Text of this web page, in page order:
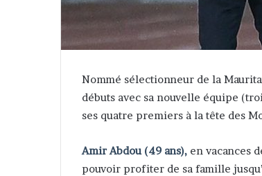
Nommé sélectionneur de la
débuts avec sa nouvelle équipe
ses quatre premiers à la tête des
Amir Abdou (49 ans), en vacances
pouvoir profiter de sa famille